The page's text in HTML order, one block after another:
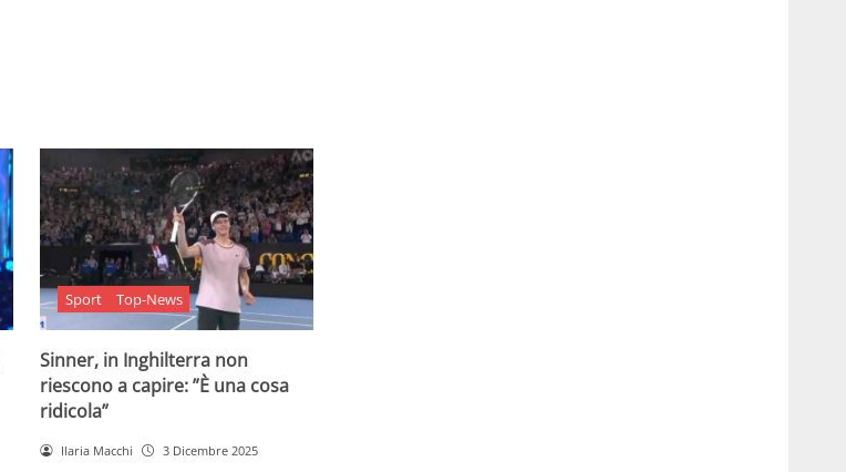
Sport Top-News
Sinner, in Inghilterra non
riescono a capire: ”È una cosa
ridicola”
Ilaria Macchi 3 Dicembre 2025